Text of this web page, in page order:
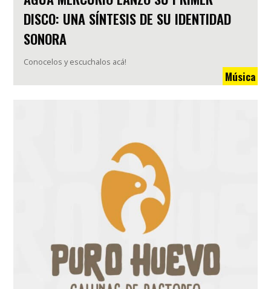
DISCO: UNA SÍNTESIS DE SU IDENTIDAD
SONORA
Conocelos y escuchalos acá!
Música